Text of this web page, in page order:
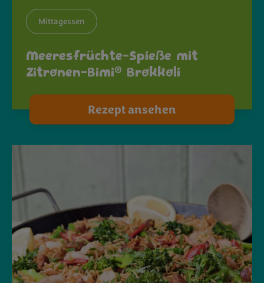
Mittagessen
Meeresfrüchte-Spieße mit
Zitronen-Bimi® Brokkoli
Rezept ansehen